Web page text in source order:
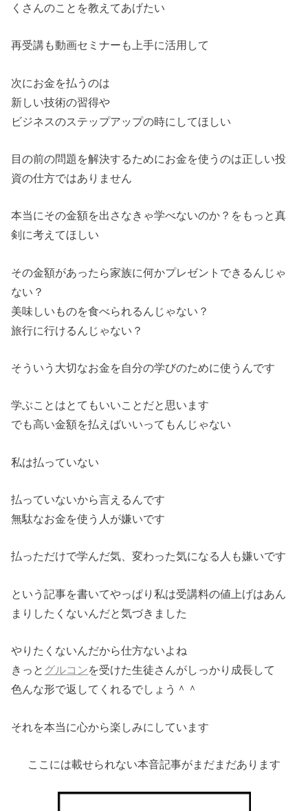
くさんのことを教えてあげたい
再受講も動画セミナーも上手に活用して
次にお金を払うのは
新しい技術の習得や
ビジネスのステップアップの時にしてほしい
目の前の問題を解決するためにお金を使うのは正しい投
資の仕方ではありません
本当にその金額を出さなきゃ学べないのか？をもっと真
剣に考えてほしい
その金額があったら家族に何かプレゼントできるんじゃ
ない？
美味しいものを食べられるんじゃない？
旅行に行けるんじゃない？
そういう大切なお金を自分の学びのために使うんです
学ぶことはとてもいいことだと思います
でも高い金額を払えばいいってもんじゃない
私は払っていない
払っていないから言えるんです
無駄なお金を使う人が嫌いです
払っただけで学んだ気、変わった気になる人も嫌いです
という記事を書いてやっぱり私は受講料の値上げはあん
まりしたくないんだと気づきました
やりたくないんだから仕方ないよね
きっと グルコンを受けた生徒さんがしっかり成長して
色んな形で返してくれるでしょう＾＾
それを本当に心から楽しみにしています
ここには載せられない本音記事がまだまだあります